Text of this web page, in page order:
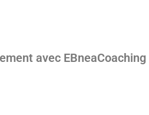
avec EBneaCoaching